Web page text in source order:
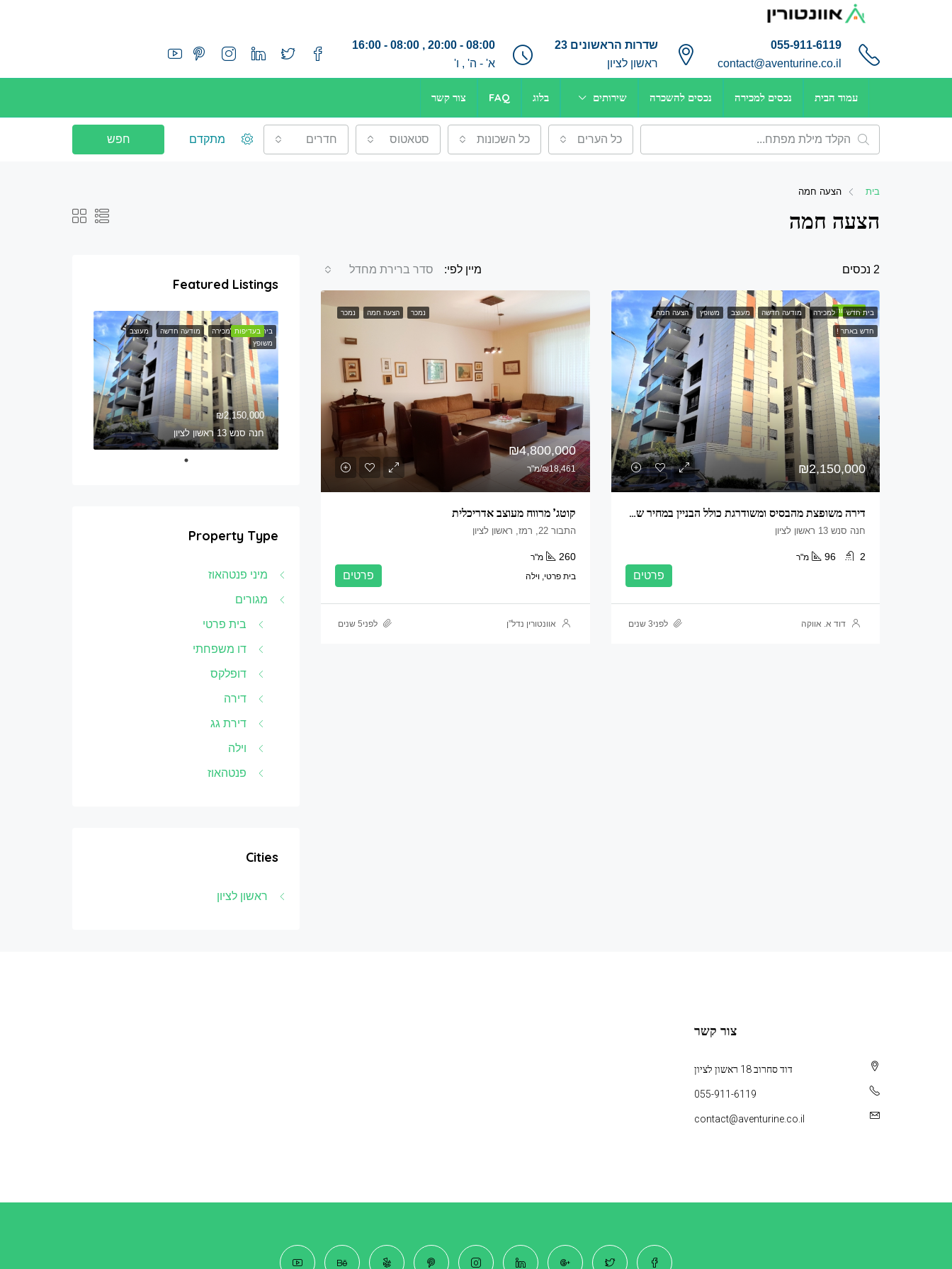
055-911-6119
contact@aventurine.co.il
שדרות הראשונים 23
ראשון לציון
08:00 - 20:00 , 08:00 - 16:00
א' - ה' , ו'
עמוד הבית נכסים למכירה נכסים להשכרה שירותים בלוג FAQ צור קשר
כל הערים כל השכונות סטאטוס חדרים מתקדם חפש
בית הצעה חמה
הצעה חמה
2 נכסים מיין לפי: סדר ברירת מחדל
בעדיפות
בית חדש למכירה מודעה חדשה מעוצב משופץ הצעה חמה
חדש באתר !
₪2,150,000
דירה משופצת מהבסיס ומשודרגת כולל הבניין במחיר של דירה רגילה
חנה סנש 13 ראשון לציון
2
96 מ"ר
פרטים
דוד א. אווקה לפני3 שנים
נמכר הצעה חמה נמכר
₪4,800,000
₪18,461/מ"ר
קוטג’ מרווח מעוצב אדריכלית
התבור 22, רמז, ראשון לציון
260
מ"ר
בית פרטי, וילה
פרטים
אוונטורין נדל”ן לפני5 שנים
Featured Listings
בית חדש למכירה מודעה חדשה
מעוצב
משופץ
בעדיפות
₪2,150,000
חנה סנש 13 ראשון לציון
Property Type
מיני פנטהאוז
מגורים
בית פרטי
דו משפחתי
דופלקס
דירה
דירת גג
וילה
פנטהאוז
Cities
ראשון לציון
צור קשר
דוד סחרוב 18 ראשון לציון
055-911-6119
contact@aventurine.co.il